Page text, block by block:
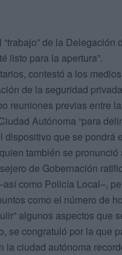
de la
listo para la apertura”.
contestó a los
de la seguridad
reuniones previas entre
Autónoma “para
que se pondrá
también se
de Gobernación
como Policía Local–,
como el número de
algunos aspectos que
se congratuló por la que
la ciudad autónoma